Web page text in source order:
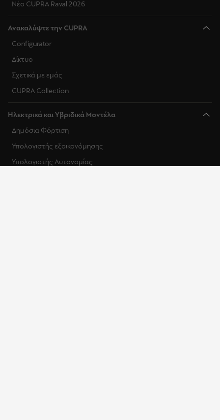
Νέο CUPRA Raval 2026
Ανακαλύψτε την CUPRA
Configurator
Δίκτυο
Σχετικά με εμάς
CUPRA Collection
Ηλεκτρικά και Υβριδικά Μοντέλα
Δημόσια Φόρτιση
Υπολογιστής εξοικονόμησης
Υπολογιστής Αυτονομίας